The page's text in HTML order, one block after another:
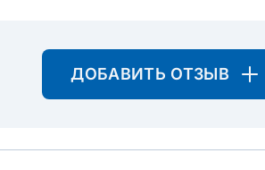
ДОБАВИТЬ ОТЗЫВ